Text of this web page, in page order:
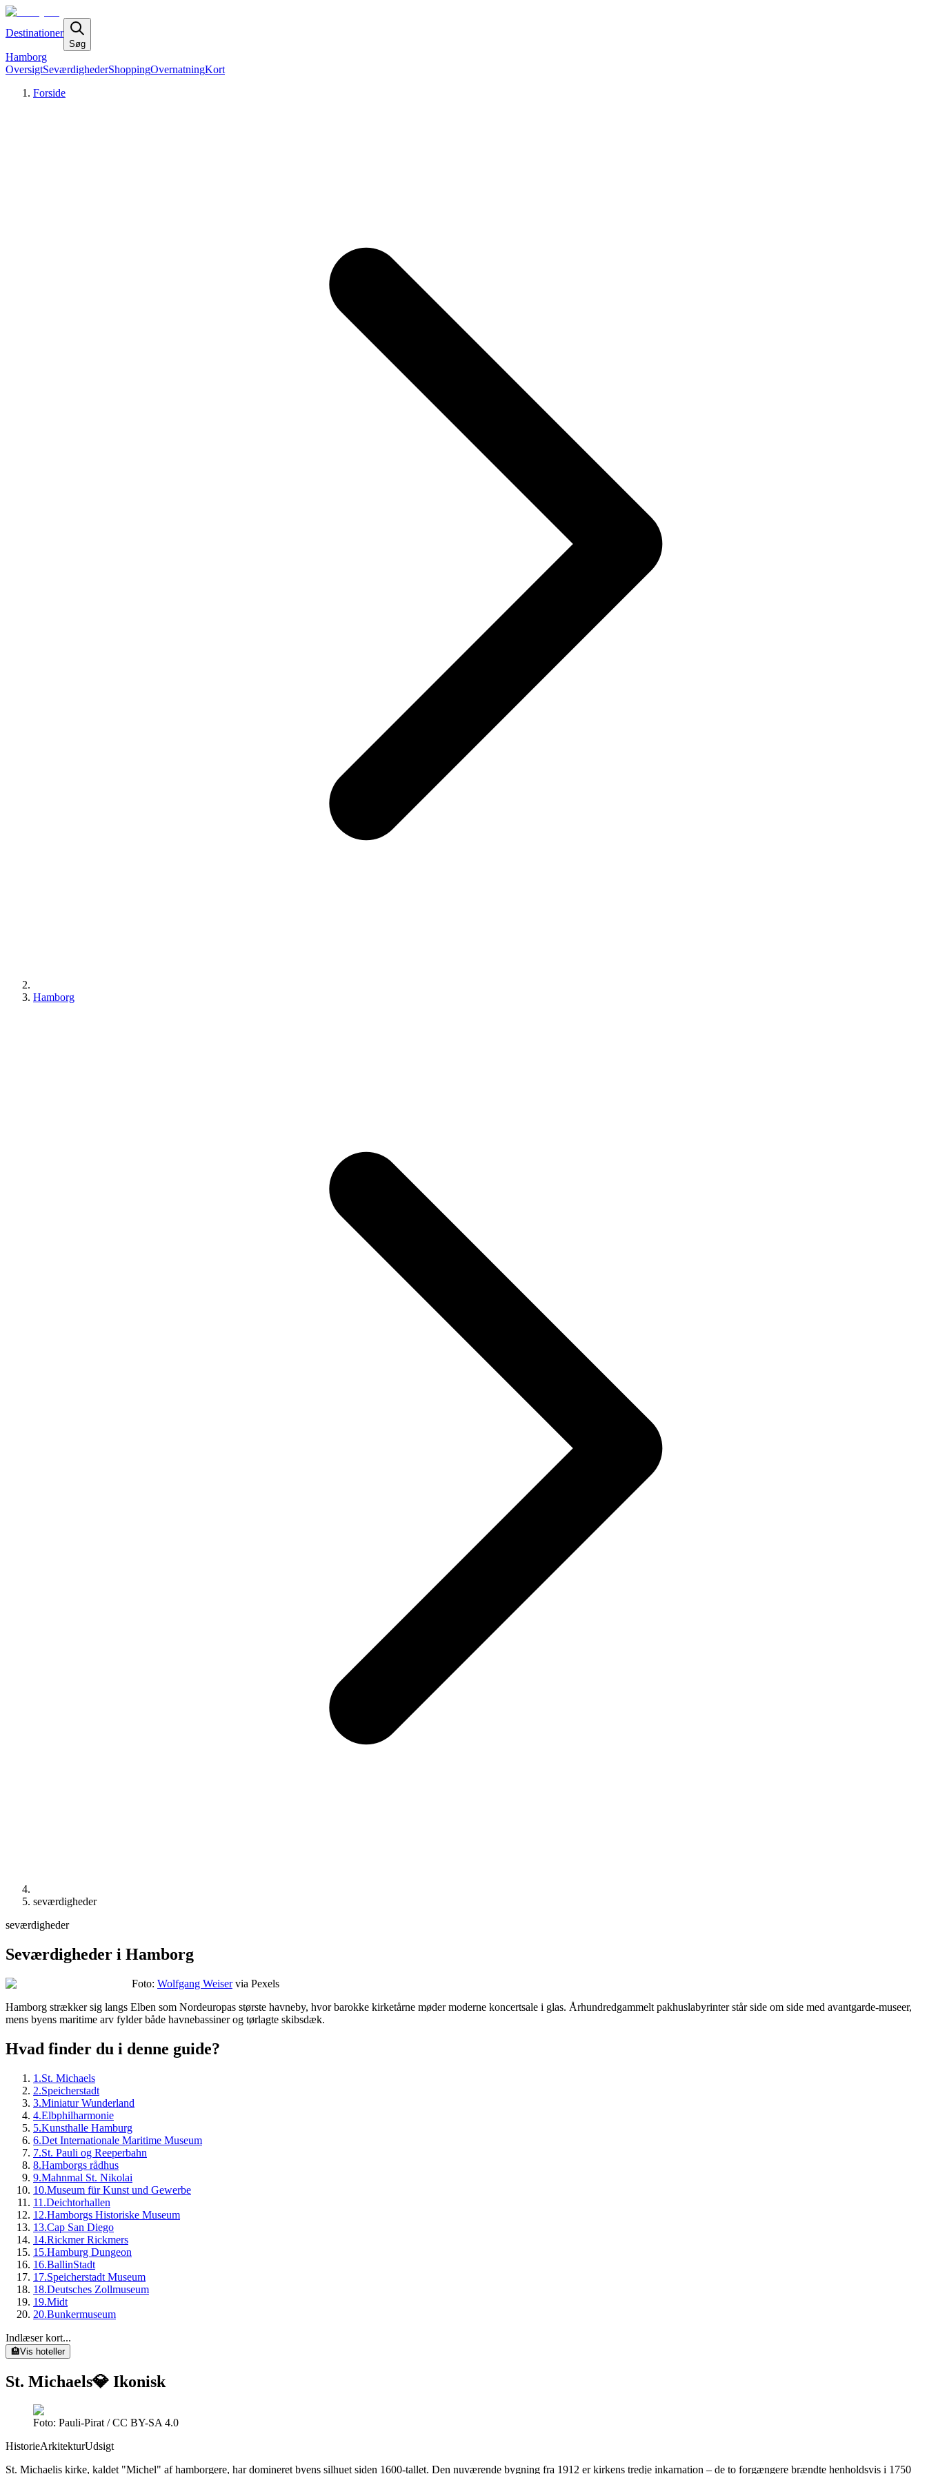
Destinationer
Søg
Hamborg
OversigtSeværdighederShoppingOvernatningKort
Forside
Hamborg
seværdigheder
seværdigheder
Seværdigheder i Hamborg
Foto: Wolfgang Weiser via Pexels
Hamborg strækker sig langs Elben som Nordeuropas største havneby, hvor barokke kirketårne møder moderne koncertsale i glas. Århundredgammelt pakhuslabyrinter står side om side med avantgarde-museer,
mens byens maritime arv fylder både havnebassiner og tørlagte skibsdæk.
Hvad finder du i denne guide?
1 .St. Michaels
2.Speicherstadt
3.Miniatur Wunderland
4.Elbphilharmonie
5.Kunsthalle Hamburg
6.Det Internationale Maritime Museum
7.St. Pauli og Reeperbahn
8.Hamborgs rådhus
9.Mahnmal St. Nikolai
10.Museum für Kunst und Gewerbe
11 .Deichtorhallen
12.Hamborgs Historiske Museum
13.Cap San Diego
14.Rickmer Rickmers
15.Hamburg Dungeon
16.BallinStadt
17.Speicherstadt Museum
18.Deutsches Zollmuseum
19.Midt
20.Bunkermuseum
Indlæser kort...
🏨Vis hoteller
St. Michaels💎 Ikonisk
Foto: Pauli-Pirat / CC BY-SA 4.0
HistorieArkitekturUdsigt
St. Michaelis kirke, kaldet "Michel" af hamborgere, har domineret byens silhuet siden 1600-tallet. Den nuværende bygning fra 1912 er kirkens tredje inkarnation – de to forgængere brændte henholdsvis i 1750